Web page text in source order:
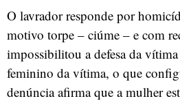
O lavrador responde por
motivo torpe – ciúme – e com
impossibilitou a defesa da vítima
feminino da vítima, o que
denúncia afirma que a mulher